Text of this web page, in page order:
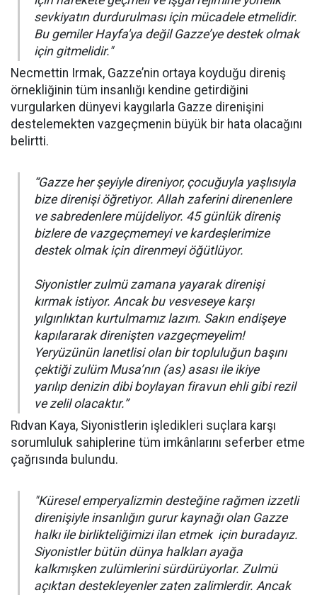
sevkiyatın durdurulması için mücadele etmelidir.
Bu gemiler Hayfa'ya değil Gazze’ye destek olmak
için gitmelidir."
Necmettin Irmak, Gazze’nin ortaya koyduğu direniş
örnekliğinin tüm insanlığı kendine getirdiğini
vurgularken dünyevi kaygılarla Gazze direnişini
destelemekten vazgeçmenin büyük bir hata olacağını
belirtti.
“Gazze her şeyiyle direniyor, çocuğuyla yaşlısıyla
bize direnişi öğretiyor. Allah zaferini direnenlere
ve sabredenlere müjdeliyor. 45 günlük direniş
bizlere de vazgeçmemeyi ve kardeşlerimize
destek olmak için direnmeyi öğütlüyor.
Siyonistler zulmü zamana yayarak direnişi
kırmak istiyor. Ancak bu vesveseye karşı
yılgınlıktan kurtulmamız lazım. Sakın endişeye
kapılararak direnişten vazgeçmeyelim!
Yeryüzünün lanetlisi olan bir topluluğun başını
çektiği zulüm Musa’nın (as) asası ile ikiye
yarılıp denizin dibi boylayan firavun ehli gibi rezil
ve zelil olacaktır.”
Rıdvan Kaya, Siyonistlerin işledikleri suçlara karşı
sorumluluk sahiplerine tüm imkânlarını seferber etme
çağrısında bulundu.
"Küresel emperyalizmin desteğine rağmen izzetli
direnişiyle insanlığın gurur kaynağı olan Gazze
halkı ile birlikteliğimizi ilan etmek için buradayız.
Siyonistler bütün dünya halkları ayağa
kalkmışken zulümlerini sürdürüyorlar. Zulmü
açıktan destekleyenler zaten zalimlerdir. Ancak